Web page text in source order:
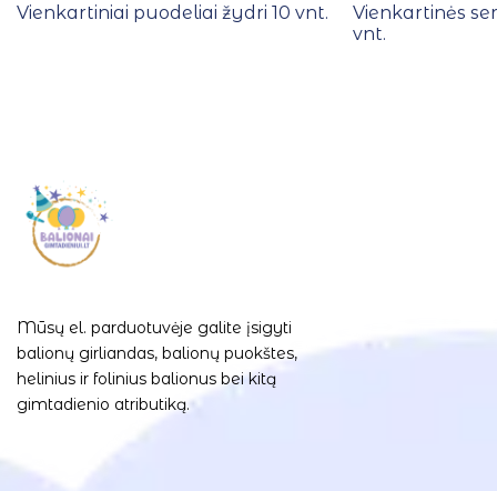
Vienkartiniai puodeliai žydri 10 vnt.
Vienkartinės
vnt.
Mūsų el. parduotuvėje galite įsigyti
balionų girliandas, balionų puokštes,
helinius ir folinius balionus bei kitą
gimtadienio atributiką.